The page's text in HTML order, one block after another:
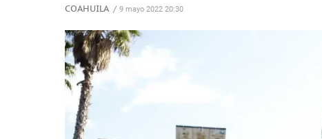
COAHUILA / 9 mayo 2022 20:30